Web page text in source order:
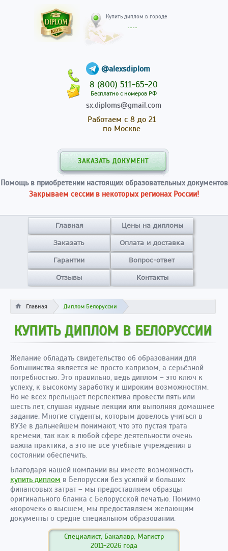
@alexsdiplom
8 (800) 511-65-20
Бесплатно с номеров РФ
sx.diploms@gmail.com
Работаем с 8 до 21
по Москве
ЗАКАЗАТЬ ДОКУМЕНТ
Помощь в приобретении настоящих образовательных документов
Закрываем сессии в некоторых регионах России!
Главная Цены на дипломы
Заказать Оплата и доставка
Гарантии Вопрос-ответ
Отзывы Контакты
Главная Диплом Белоруссии
КУПИТЬ ДИПЛОМ В БЕЛОРУССИИ
Желание обладать свидетельство об образовании для
большинства является не просто капризом, а серьёзной
потребностью. Это правильно, ведь диплом – это ключ к
успеху, к высокому заработку и широким возможностям.
Но не всех прельщает перспектива провести пять или
шесть лет, слушая нудные лекции или выполняя домашнее
задание. Многие студенты, которым довелось учиться в
ВУЗе в дальнейшем понимают, что это пустая трата
времени, так как в любой сфере деятельности очень
важна практика, а это не все учебные учреждения в
состоянии обеспечить.
Благодаря нашей компании вы имеете возможность
купить диплом в Белоруссии без усилий и больших
финансовых затрат – мы предоставляем образцы
оригинального бланка с Белорусской печатью. Помимо
«корочек» о высшем, мы предоставляем желающим
документы о средне специальном образовании.
Специалист, Бакалавр, Магистр
2011-2026 года